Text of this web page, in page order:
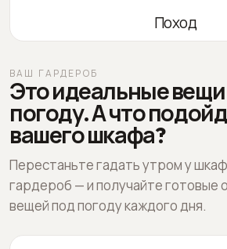
Поход
ВАШ ГАРДЕРОБ
Это идеальные
погоду. А что
вашего шкафа?
Перестаньте гадать утром у
гардероб — и получайте готовые
вещей под погоду каждого дня.